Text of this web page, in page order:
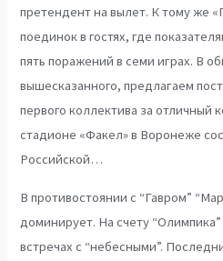
претендент на вылет. К тому же
поединок в гостях, где
пять поражений в семи играх. В
вышесказанного, предлагаем
первого коллектива за отличный
стадионе «Факел» в Воронеже
Российской…
В противостоянии с “Гавром”
доминирует. На счету
встречах с “небесными”.